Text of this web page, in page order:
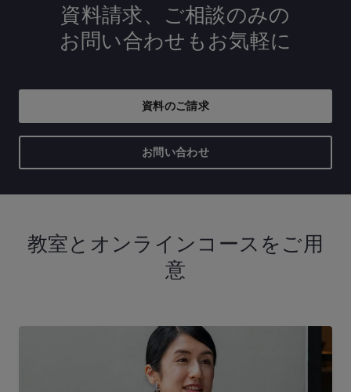
資料請求、ご相談のみの
お問い合わせも お気軽に
資料のご請求
お問い合わせ
教室とオンラインコースをご用
意